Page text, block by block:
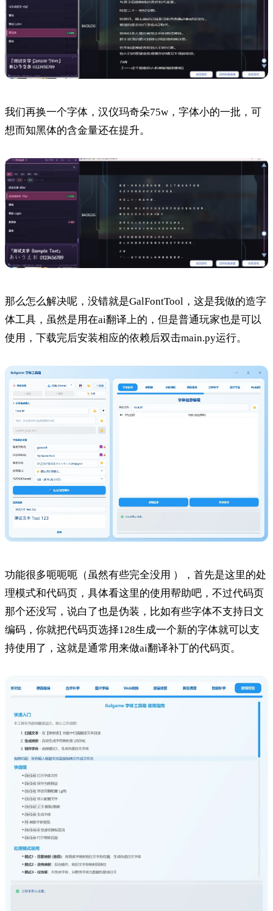
我们再换一个字体，汉仪玛奇朵75w，字体小的一批，可
想而知黑体的含金量还在提升。
那么怎么解决呢，没错就是GalFontTool，这是我做的造字
体工具，虽然是用在ai翻译上的，但是普通玩家也是可以
使用，下载完后安装相应的依赖后双击main.py运行。
功能很多呃呃呃（虽然有些完全没用 ），首先是这里的处
理模式和代码页，具体看这里的使用帮助吧，不过代码页
那个还没写，说白了也是伪装，比如有些字体不支持日文
编码，你就把代码页选择128生成一个新的字体就可以支
持使用了，这就是通常用来做ai翻译补丁的代码页。